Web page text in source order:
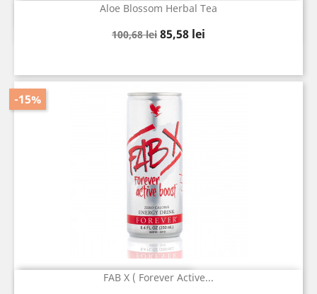
Aloe Blossom Herbal Tea
Pret
100,68 lei Pret
85,58 lei
Vizualizare rapida
FAB X ( Forever Active...
-15%
Vizualizare rapida